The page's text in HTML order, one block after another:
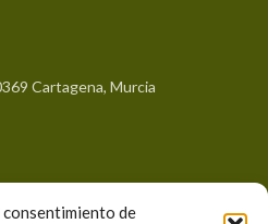
de
Cartagena, Murcia